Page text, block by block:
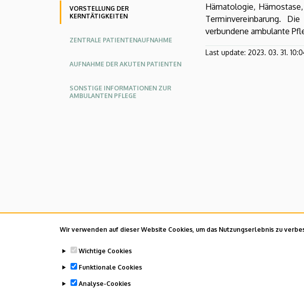
Wir verwenden auf dieser Website Cookies, um das Nutzungserlebnis zu
Wichtige Cookies
Funktionale Cookies
Analyse-Cookies
KLINIKZENTRUM
Oldalmenü
KK
Oldalmenü
KK
Angol
Oldalmenü
KK
Német
VORSTELLUNG DER
KERNTÄTIGKEITEN
ZENTRALE PATIENTENAUFNAHME
AUFNAHME DER AKUTEN PATIENTEN
SONSTIGE INFORMATIONEN ZUR
AMBULANTEN PFLEGE
Hämatologie,
Terminvereinbarung.
verbundene ambulante
Last update: 2023. 03. 31.